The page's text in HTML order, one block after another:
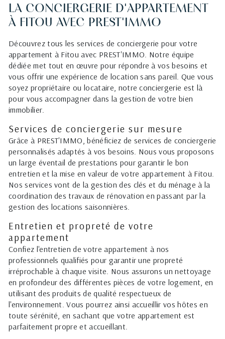
LA CONCIERGERIE D'APPARTEMENT
À FITOU AVEC PREST'IMMO
Découvrez tous les services de conciergerie pour votre
appartement à Fitou avec PREST'IMMO. Notre équipe
dédiée met tout en œuvre pour répondre à vos besoins et
vous offrir une expérience de location sans pareil. Que vous
soyez propriétaire ou locataire, notre conciergerie est là
pour vous accompagner dans la gestion de votre bien
immobilier.
Services de conciergerie sur mesure
Grâce à PREST'IMMO, bénéficiez de services de conciergerie
personnalisés adaptés à vos besoins. Nous vous proposons
un large éventail de prestations pour garantir le bon
entretien et la mise en valeur de votre appartement à Fitou.
Nos services vont de la gestion des clés et du ménage à la
coordination des travaux de rénovation en passant par la
gestion des locations saisonnières.
Entretien et propreté de votre
appartement
Confiez l'entretien de votre appartement à nos
professionnels qualifiés pour garantir une propreté
irréprochable à chaque visite. Nous assurons un nettoyage
en profondeur des différentes pièces de votre logement, en
utilisant des produits de qualité respectueux de
l'environnement. Vous pourrez ainsi accueillir vos hôtes en
toute sérénité, en sachant que votre appartement est
parfaitement propre et accueillant.